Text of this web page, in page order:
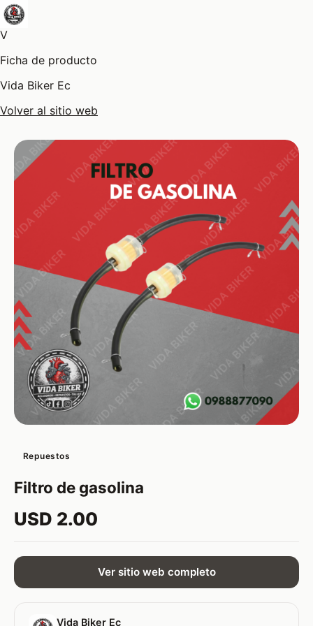
V
Ficha de producto
Vida Biker Ec
Volver al sitio web
Repuestos
Filtro de gasolina
USD 2.00
Ver sitio web completo
Vida Biker Ec